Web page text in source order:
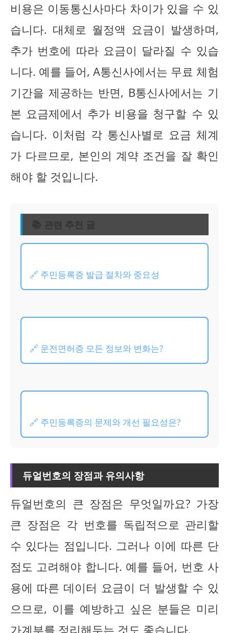
비용은 이동통신사마다 차이가 있을 수 있
습니다. 대체로 월정액 요금이 발생하며,
추가 번호에 따라 요금이 달라질 수 있습
니다. 예를 들어, A통신사에서는 무료 체험
기간을 제공하는 반면, B통신사에서는 기
본 요금제에서 추가 비용을 청구할 수 있
습니다. 이처럼 각 통신사별로 요금 체계
가 다르므로, 본인의 계약 조건을 잘 확인
해야 할 것입니다.
📚 관련 추천 글
🔗 주민등록증 발급 절차와 중요성
🔗 운전면허증 모든 정보와 변화는?
🔗 주민등록증의 문제와 개선 필요성은?
듀얼번호의 장점과 유의사항
듀얼번호의 큰 장점은 무엇일까요? 가장
큰 장점은 각 번호를 독립적으로 관리할
수 있다는 점입니다. 그러나 이에 따른 단
점도 고려해야 합니다. 예를 들어, 번호 사
용에 따른 데이터 요금이 더 발생할 수 있
으므로, 이를 예방하고 싶은 분들은 미리
가계부를 정리해두는 것도 좋습니다.